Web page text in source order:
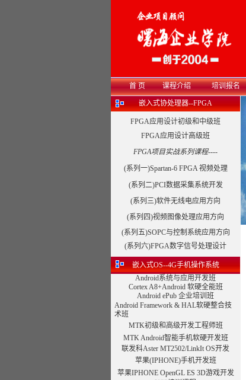
首 页 课程介绍 培训报名
嵌入式协处理器--FPGA
FPGA应用设计初级和中级班
FPGA应用设计高级班
FPGA项目实战系列课程----
(系列一)Spartan-6 FPGA 视频处理
(系列二)PCI数据采集系统开发
(系列三)软件无线电应用方向
(系列四)视频图像处理应用方向
(系列五)SOPC与控制系统应用方向
(系列六)FPGA数字信号处理设计
嵌入式OS--4G手机操作系统
Android系统与应用开发班
Cortex A8+Android 软硬全能班
Android ePub 企业培训班
Android Framework & HAL软硬整合技
术班
MTK初级和高级开发工程师班
MTK Android智能手机软硬开发班
联发科Aster MT2502/LinkIt OS开发
苹果(IPHONE)手机开发班
苹果IPHONE OpenGL ES 3D游戏开发